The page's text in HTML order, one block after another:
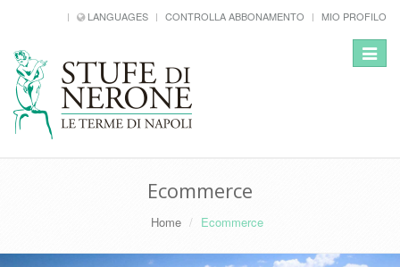
LANGUAGES CONTROLLA ABBONAMENTO MIO PROFILO
Toggle
Ecommerce
Home Ecommerce